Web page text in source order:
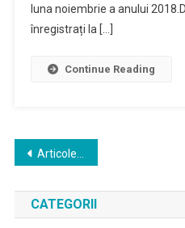
luna noiembrie a anului
înregistrați la […]
Continue Reading
Navigare
în
articole
Articole mai vechi
CATEGORII